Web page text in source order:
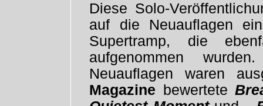
Diese Solo-
auf die Neuauflagen
Supertramp, die
aufgenommen
Neuauflagen waren
Magazine bewertete